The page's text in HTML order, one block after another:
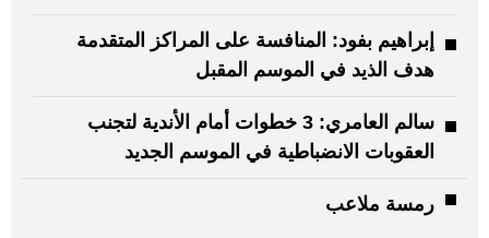
إبراهيم بفود: المنافسة على المراكز المتقدمة
هدف الذيد في الموسم المقبل
سالم العامري: 3 خطوات أمام الأندية لتجنب
العقوبات الانضباطية في الموسم الجديد
رمسة ملاعب